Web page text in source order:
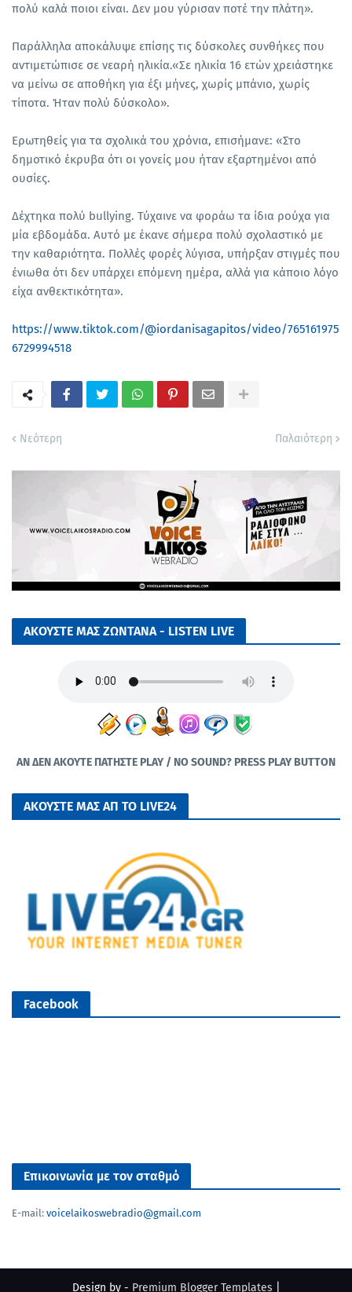
πολύ καλά ποιοι είναι. Δεν μου γύρισαν ποτέ την πλάτη».
Παράλληλα αποκάλυψε επίσης τις δύσκολες συνθήκες που
αντιμετώπισε σε νεαρή ηλικία.«Σε ηλικία 16 ετών χρειάστηκε
να μείνω σε αποθήκη για έξι μήνες, χωρίς μπάνιο, χωρίς
τίποτα. Ήταν πολύ δύσκολο».
Ερωτηθείς για τα σχολικά του χρόνια, επισήμανε: «Στο
δημοτικό έκρυβα ότι οι γονείς μου ήταν εξαρτημένοι από
ουσίες.
Δέχτηκα πολύ bullying. Τύχαινε να φοράω τα ίδια ρούχα για
μία εβδομάδα. Αυτό με έκανε σήμερα πολύ σχολαστικό με
την καθαριότητα. Πολλές φορές λύγισα, υπήρξαν στιγμές που
ένιωθα ότι δεν υπάρχει επόμενη ημέρα, αλλά για κάποιο λόγο
είχα ανθεκτικότητα».
https://www.tiktok.com/@iordanisagapitos/video/765161975
6729994518
Νεότερη Παλαιότερη
ΑΚΟΥΣΤΕ ΜΑΣ ΖΩΝΤΑΝΑ - LISTEN LIVE
ΑΝ ΔΕΝ ΑΚΟΥΤΕ ΠΑΤΗΣΤΕ PLAY / NO SOUND? PRESS PLAY BUTTON
ΑΚΟΥΣΤΕ ΜΑΣ ΑΠ ΤΟ LIVE24
Facebook
Επικοινωνία με τον σταθμό
E-mail: voicelaikoswebradio@gmail.com
Design by - Premium Blogger Templates